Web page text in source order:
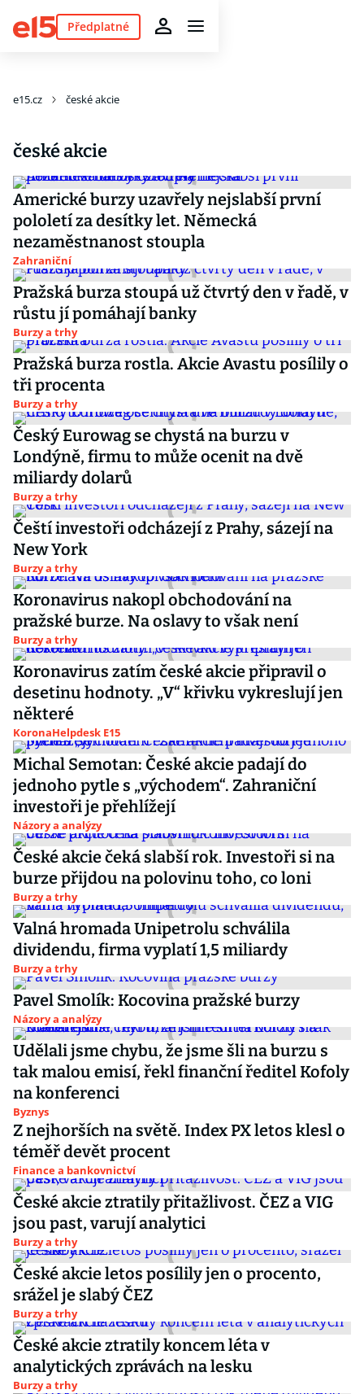
Předplatné
e15.cz české akcie
české akcie
Americké burzy uzavřely nejslabší první
pololetí za desítky let. Německá
nezaměstnanost stoupla
Zahraniční
Pražská burza stoupá už čtvrtý den v řadě, v
růstu jí pomáhají banky
Burzy a trhy
Pražská burza rostla. Akcie Avastu posílily o
tři procenta
Burzy a trhy
Český Eurowag se chystá na burzu v
Londýně, firmu to může ocenit na dvě
miliardy dolarů
Burzy a trhy
Čeští investoři odcházejí z Prahy, sázejí na
New York
Burzy a trhy
Koronavirus nakopl obchodování na
pražské burze. Na oslavy to však není
Burzy a trhy
Koronavirus zatím české akcie připravil o
desetinu hodnoty. „V“ křivku vykreslují jen
některé
KoronaHelpdesk E15
Michal Semotan: České akcie padají do
jednoho pytle s „východem“. Zahraniční
investoři je přehlížejí
Názory a analýzy
České akcie čeká slabší rok. Investoři si na
burze přijdou na polovinu toho, co loni
Burzy a trhy
Valná hromada Unipetrolu schválila
dividendu, firma vyplatí 1,5 miliardy
Burzy a trhy
Pavel Smolík: Kocovina pražské burzy
Názory a analýzy
Udělali jsme chybu, že jsme šli na burzu s
tak malou emisí, řekl finanční ředitel Kofoly
na konferenci
Byznys
Z nejhorších na světě. Index PX letos klesl o
téměř devět procent
Finance a bankovnictví
České akcie ztratily přitažlivost. ČEZ a VIG
jsou past, varují analytici
Burzy a trhy
České akcie letos posílily jen o procento,
srážel je slabý ČEZ
Burzy a trhy
České akcie ztratily koncem léta v
analytických zprávách na lesku
Burzy a trhy